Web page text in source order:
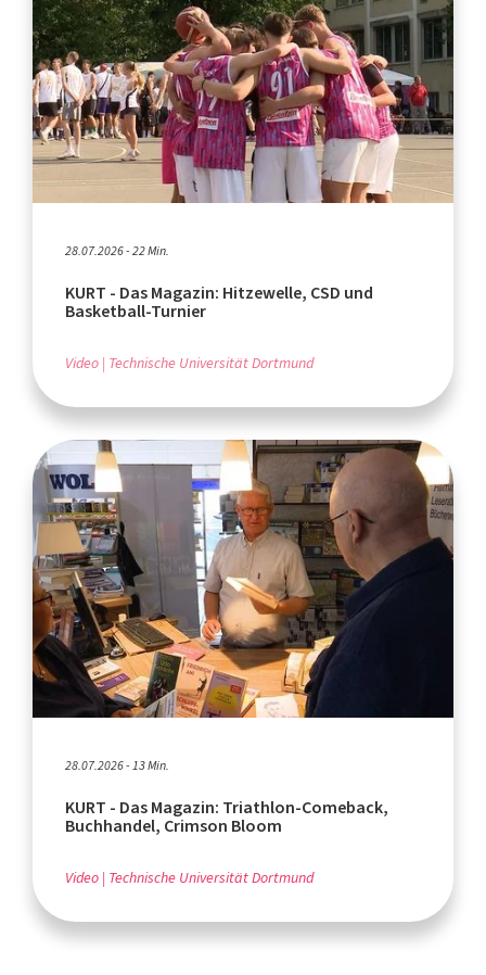
28.07.2026 - 22 Min.
KURT - Das Magazin: Hitzewelle, CSD und
Basketball-Turnier
Video Technische Universität Dortmund
28.07.2026 - 13 Min.
KURT - Das Magazin: Triathlon-Comeback,
Buchhandel, Crimson Bloom
Video Technische Universität Dortmund